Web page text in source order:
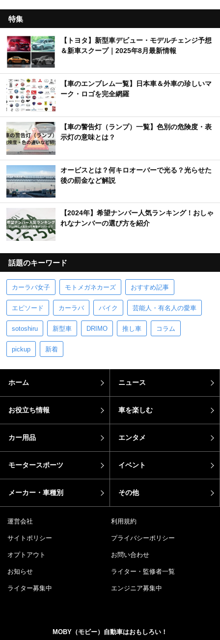
特集
【トヨタ】新型車デビュー・モデルチェンジ予想
＆新車スクープ｜2025年8月最新情報
【車のエンブレム一覧】日本車＆外車の珍しいマ
ーク・ロゴを完全網羅
【車の警告灯（ランプ）一覧】色別の危険度・表
示灯の意味とは？
オービスとは？何キロオーバーで光る？光らせた
後の罰金など解説
【2024年】希望ナンバー人気ランキング！おしゃ
れなナンバーの選び方を紹介
話題のキーワード
カーラバ女子 モトメガネカーズ おすすめ記事
エピソード カーラバ バイク 芸能人・有名人の愛車
sotoshiru 新型車 DRIMO 推し車 コラム
pickup 新着
ホーム ニュース
お役立ち情報 車を楽しむ
カー用品 エンタメ
モータースポーツ イベント
メーカー・車種別 その他
運営会社 利用規約
サイトポリシー プライバシーポリシー
オプトアウト お問い合わせ
お知らせ ライター・監修者一覧
ライター募集中 エンジニア募集中
MOBY（モビー）自動車はおもしろい！